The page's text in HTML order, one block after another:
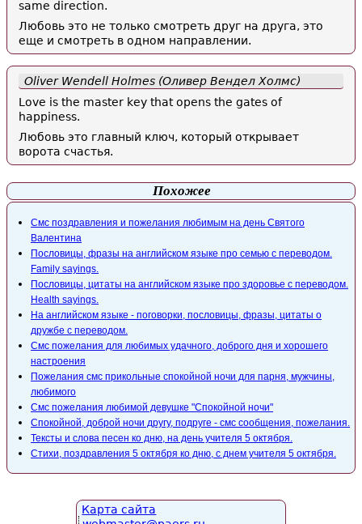
same direction.
Любовь это не только смотреть друг на друга, это
еще и смотреть в одном направлении.
Oliver Wendell Holmes (Оливер Вендел Холмс)
Love is the master key that opens the gates of
happiness.
Любовь это главный ключ, который открывает
ворота счастья.
Похожее
Смс поздравления и пожелания любимым на день Святого
Валентина
Пословицы, фразы на английском языке про семью с переводом.
Family sayings.
Пословицы, цитаты на английском языке про здоровье с переводом.
Health sayings.
На английском языке - поговорки, пословицы, фразы, цитаты о
дружбе с переводом.
Смс пожелания для любимых удачного, доброго дня и хорошего
настроения
Пожелания смс прикольные спокойной ночи для парня, мужчины,
любимого
Смс пожелания любимой девушке "Спокойной ночи"
Спокойной, доброй ночи другу, подруге - смс сообщения, пожелания.
Тексты и слова песен ко дню, на день учителя 5 октября.
Стихи, поздравления 5 октября ко дню, с днем учителя 5 октября.
Карта сайта